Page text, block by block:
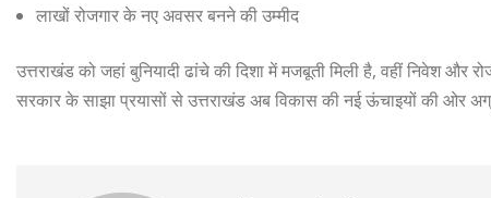
लाखों रोजगार के नए अवसर बनने की उम्मीद
उत्तराखंड को जहां बुनियादी ढांचे की दिशा में मजबूती मिली है, वहीं निवेश और
सरकार के साझा प्रयासों से उत्तराखंड अब विकास की नई ऊंचाइयों की ओर